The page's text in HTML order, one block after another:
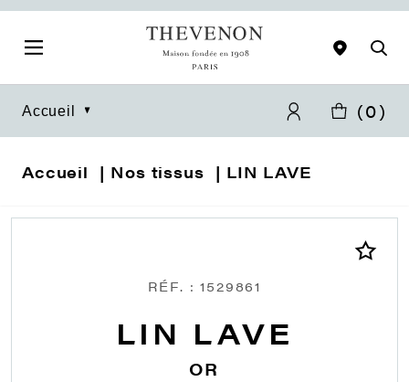
Accueil (0)
Accueil Nos tissus LIN LAVE
RÉF. : 1529861
LIN LAVE
OR